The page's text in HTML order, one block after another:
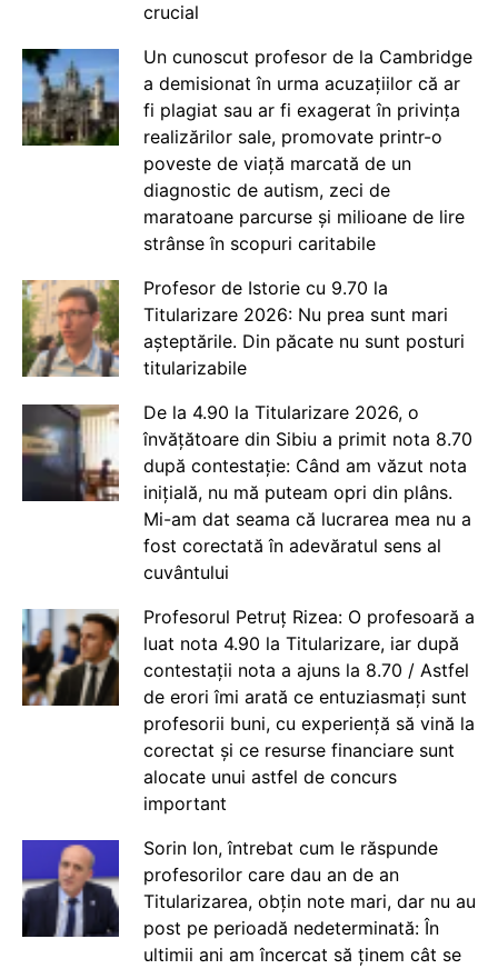
crucial
Un cunoscut profesor de la Cambridge
a demisionat în urma acuzațiilor că ar
fi plagiat sau ar fi exagerat în privința
realizărilor sale, promovate printr-o
poveste de viață marcată de un
diagnostic de autism, zeci de
maratoane parcurse și milioane de lire
strânse în scopuri caritabile
Profesor de Istorie cu 9.70 la
Titularizare 2026: Nu prea sunt mari
așteptările. Din păcate nu sunt posturi
titularizabile
De la 4.90 la Titularizare 2026, o
învățătoare din Sibiu a primit nota 8.70
după contestație: Când am văzut nota
inițială, nu mă puteam opri din plâns.
Mi-am dat seama că lucrarea mea nu a
fost corectată în adevăratul sens al
cuvântului
Profesorul Petruț Rizea: O profesoară a
luat nota 4.90 la Titularizare, iar după
contestații nota a ajuns la 8.70 / Astfel
de erori îmi arată ce entuziasmați sunt
profesorii buni, cu experiență să vină la
corectat și ce resurse financiare sunt
alocate unui astfel de concurs
important
Sorin Ion, întrebat cum le răspunde
profesorilor care dau an de an
Titularizarea, obțin note mari, dar nu au
post pe perioadă nedeterminată: În
ultimii ani am încercat să ținem cât se